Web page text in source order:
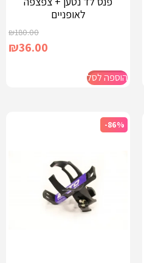
לאופניים
₪180.00
₪36.00
הוספה לסל
-86%